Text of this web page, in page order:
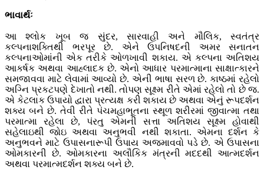
ભાવાર્થઃ
આ શ્લોક ખૂબ જ સુંદર, સારવાહી અને મૌલિક, સ્વતંત્ર
કલ્પનાશક્તિથી ભરપૂર છે. એને ઉપનિષદની અમર સનાતન
કલ્પનાઓમાંની એક તરીકે ઓળખાવી શકાય. એ કલ્પના અતિશય
આકર્ષક અથવા આહ્લાદક છે. એનો આધાર પરમાત્માના સાક્ષાત્કારને
સમજાવવા માટે લેવામાં આવ્યો છે. એની ભાષા સરળ છે. કાષ્ઠમાં રહેલો
અગ્નિ પ્રકટપણે દેખાતો નથી. તોપણ સૂક્ષ્મ રીતે એમાં રહેલો તો છે જ.
એ કેટલાક ઉપાયો દ્વારા પ્રત્યક્ષ કરી શકાય છે અથવા એનું રૂપદર્શન
શક્ય બને છે. તેવી રીતે પંચમહાભૂતના સ્થૂળ શરીરમાં જીવાત્મા તથા
પરમાત્મા રહેલા છે, પંરતુ એમની સત્તા અતિશય સૂક્ષ્મ હોવાથી
સહેલાઇથી જોઇ અથવા અનુભવી નથી શકાતા. એમના દર્શન કે
અનુભવને માટે ઉપાસનારૂપી ઉપાય અજમાવવો પડે છે. એ ઉપાસના
ઓમકારની છે. ઓમકારના અલૌકિક મંત્રની મદદથી આત્મદર્શન
અથવા પરમાત્મદર્શન શક્ય બને છે.